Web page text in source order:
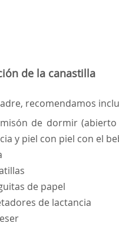
de la canastilla
recomendamos
de dormir (abierto
y piel con piel con el
de papel
de lactancia